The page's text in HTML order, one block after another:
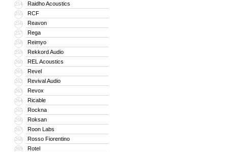
254 Raidho Acoustics
255 RCF
256 Reavon
257 Rega
258 Reimyo
259 Rekkord Audio
260 REL Acoustics
261 Revel
262 Revival Audio
263 Revox
264 Ricable
265 Rockna
266 Roksan
267 Roon Labs
268 Rosso Fiorentino
269 Rotel